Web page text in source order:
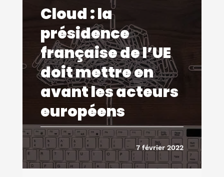
Cloud : la
présidence
française de l’UE
doit mettre en
avant les acteurs
européens
7 février 2022